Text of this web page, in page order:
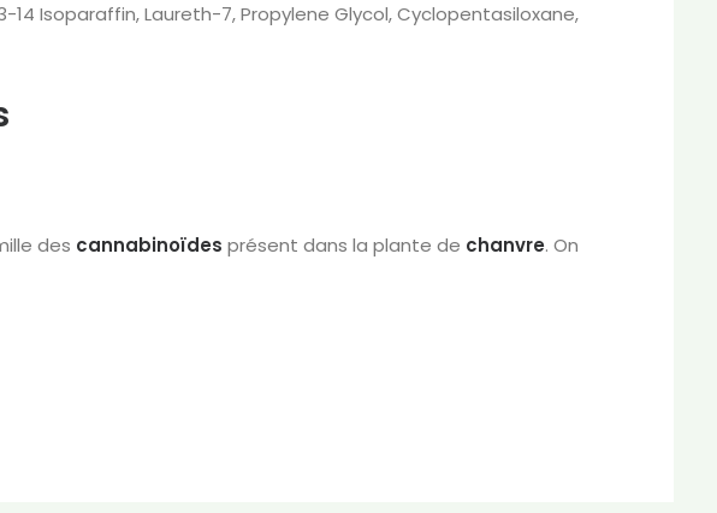
Isoparaffin, Laureth-7, Propylene Glycol, Cyclopentasiloxane,
des cannabinoïdes présent dans la plante de chanvre. On